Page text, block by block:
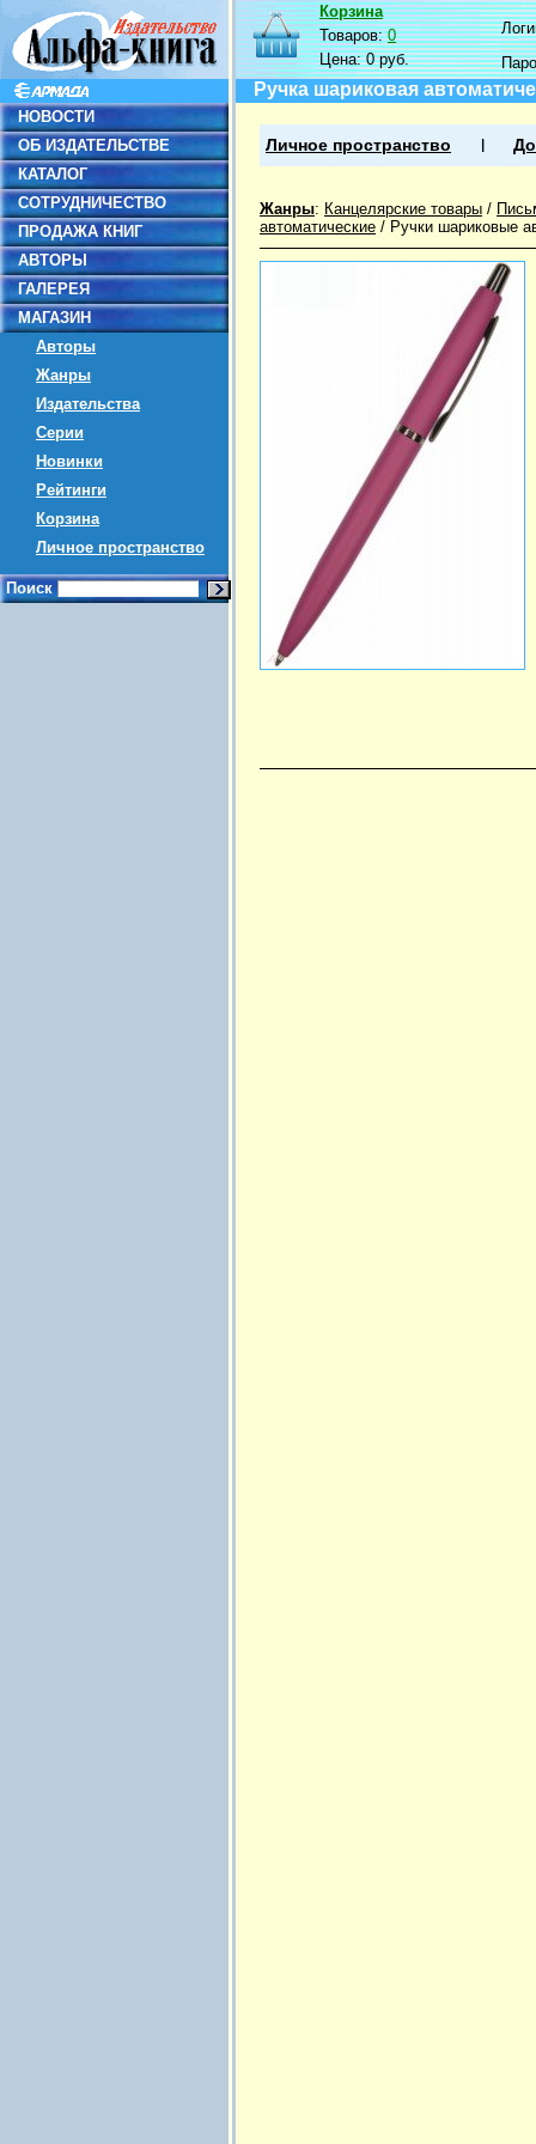
НОВОСТИ
ОБ ИЗДАТЕЛЬСТВЕ
КАТАЛОГ
СОТРУДНИЧЕСТВО
ПРОДАЖА КНИГ
АВТОРЫ
ГАЛЕРЕЯ
МАГАЗИН
Авторы
Жанры
Издательства
Серии
Новинки
Рейтинги
Корзина
Личное пространство
Поиск
Корзина
Товаров:0
Цена:0 руб.
Ручка шариковая
Личное пространство
Жанры: Канцелярские товары /
автоматические / Ручки шариковые